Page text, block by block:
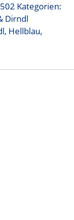
Kategorien:
Dirndl
, Hellblau,